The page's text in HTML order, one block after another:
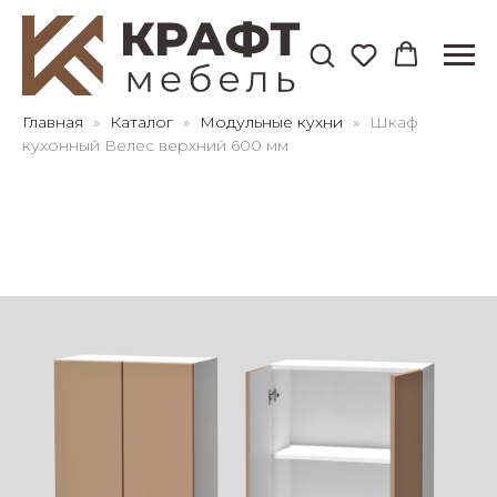
Главная Каталог Модульные кухни
Шкаф
кухонный Велес верхний 600 мм